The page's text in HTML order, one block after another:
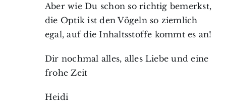
Aber wie Du schon so richtig bemerkst,
die Optik ist den Vögeln so ziemlich
egal, auf die Inhaltsstoffe kommt es an!
Dir nochmal alles, alles Liebe und eine
frohe Zeit
Heidi